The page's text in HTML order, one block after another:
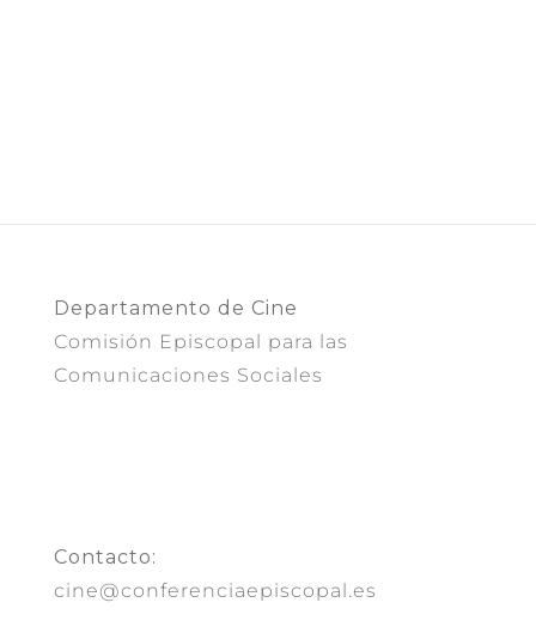
Departamento de Cine
Comisión Episcopal para las
Comunicaciones Sociales
Contacto:
cine@conferenciaepiscopal.es